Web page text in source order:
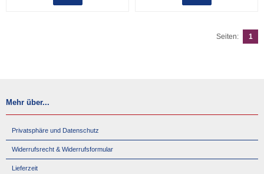
Seiten: 1
Mehr über...
Privatsphäre und Datenschutz
Widerrufsrecht & Widerrufsformular
Lieferzeit